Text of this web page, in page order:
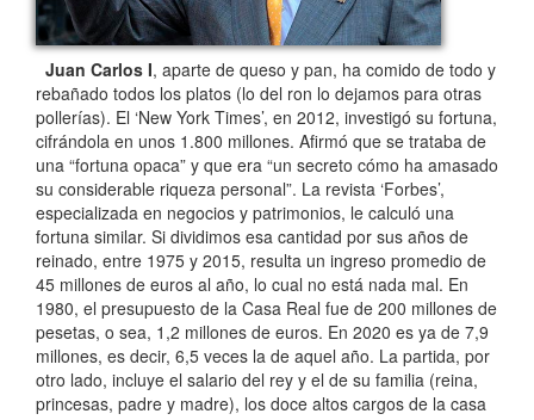
Juan Carlos I, aparte de queso y pan, ha comido de todo y
rebañado todos los platos (lo del ron lo dejamos para otras
pollerías). El ‘New York Times’, en 2012, investigó su fortuna,
cifrándola en unos 1.800 millones. Afirmó que se trataba de
una “fortuna opaca” y que era “un secreto cómo ha amasado
su considerable riqueza personal”. La revista ‘Forbes’,
especializada en negocios y patrimonios, le calculó una
fortuna similar. Si dividimos esa cantidad por sus años de
reinado, entre 1975 y 2015, resulta un ingreso promedio de
45 millones de euros al año, lo cual no está nada mal. En
1980, el presupuesto de la Casa Real fue de 200 millones de
pesetas, o sea, 1,2 millones de euros. En 2020 es ya de 7,9
millones, es decir, 6,5 veces la de aquel año. La partida, por
otro lado, incluye el salario del rey y el de su familia (reina,
princesas, padre y madre), los doce altos cargos de la casa